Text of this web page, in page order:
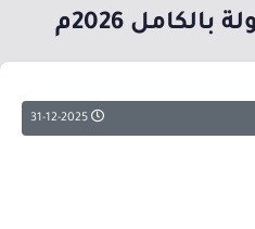
2026م